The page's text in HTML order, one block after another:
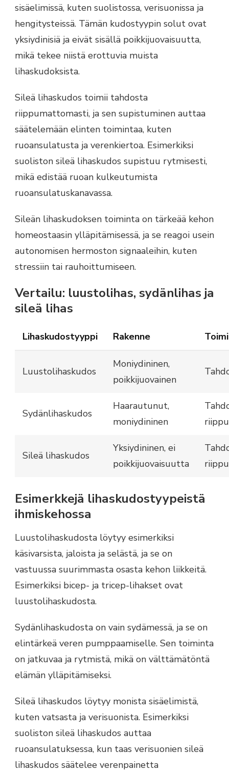
sisäelimissä, kuten suolistossa, verisuonissa ja
hengitysteissä. Tämän kudostyypin solut ovat
yksiydinisiä ja eivät sisällä poikkijuovaisuutta,
mikä tekee niistä erottuvia muista
lihaskudoksista.
Sileä lihaskudos toimii tahdosta
riippumattomasti, ja sen supistuminen auttaa
säätelemään elinten toimintaa, kuten
ruoansulatusta ja verenkiertoa. Esimerkiksi
suoliston sileä lihaskudos supistuu rytmisesti,
mikä edistää ruoan kulkeutumista
ruoansulatuskanavassa.
Sileän lihaskudoksen toiminta on tärkeää kehon
homeostaasin ylläpitämisessä, ja se reagoi usein
autonomisen hermoston signaaleihin, kuten
stressiin tai rauhoittumiseen.
Vertailu: luustolihas, sydänlihas ja
sileä lihas
Lihaskudostyyppi Rakenne
Luustolihaskudos
Moniydininen,
poikkijuovainen
Sydänlihaskudos
Haarautunut,
moniydininen
Sileä lihaskudos
Yksiydininen, ei
poikkijuovaisuutta
Esimerkkejä lihaskudostyypeistä
ihmiskehossa
Luustolihaskudosta löytyy esimerkiksi
käsivarsista, jaloista ja selästä, ja se on
vastuussa suurimmasta osasta kehon liikkeitä.
Esimerkiksi bicep- ja tricep-lihakset ovat
luustolihaskudosta.
Sydänlihaskudosta on vain sydämessä, ja se on
elintärkeä veren pumppaamiselle. Sen toiminta
on jatkuvaa ja rytmistä, mikä on välttämätöntä
elämän ylläpitämiseksi.
Sileä lihaskudos löytyy monista sisäelimistä,
kuten vatsasta ja verisuonista. Esimerkiksi
suoliston sileä lihaskudos auttaa
ruoansulatuksessa, kun taas verisuonien sileä
lihaskudos säätelee verenpainetta